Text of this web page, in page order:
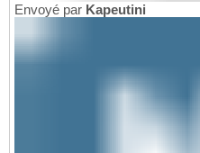
Envoyé par Kapeutini